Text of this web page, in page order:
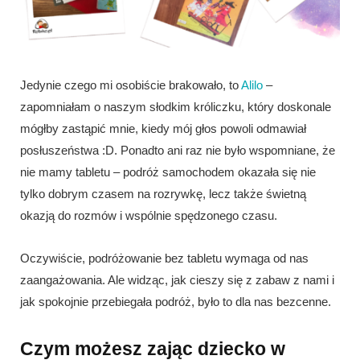
Jedynie czego mi osobiście brakowało, toAlilo –
zapomniałam o naszym słodkim króliczku, który doskonale
mógłby zastąpić mnie, kiedy mój głos powoli odmawiał
posłuszeństwa :D. Ponadto ani raz nie było wspomniane, że
nie mamy tabletu – podróż samochodem okazała się nie
tylko dobrym czasem na rozrywkę, lecz także świetną
okazją do rozmów i wspólnie spędzonego czasu.
Oczywiście, podróżowanie bez tabletu wymaga od nas
zaangażowania. Ale widząc, jak cieszy się z zabaw z nami i
jak spokojnie przebiegała podróż, było to dla nas bezcenne.
Czym możesz zając dziecko w